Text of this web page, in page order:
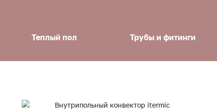
Теплый пол Трубы и фитинги